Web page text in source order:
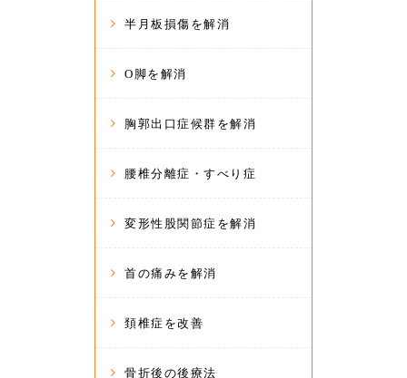
半月板損傷を解消
O脚を解消
胸郭出口症候群を解消
腰椎分離症・すべり症
変形性股関節症を解消
首の痛みを解消
頚椎症を改善
骨折後の後療法